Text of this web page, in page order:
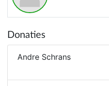
Donaties
Andre Schrans